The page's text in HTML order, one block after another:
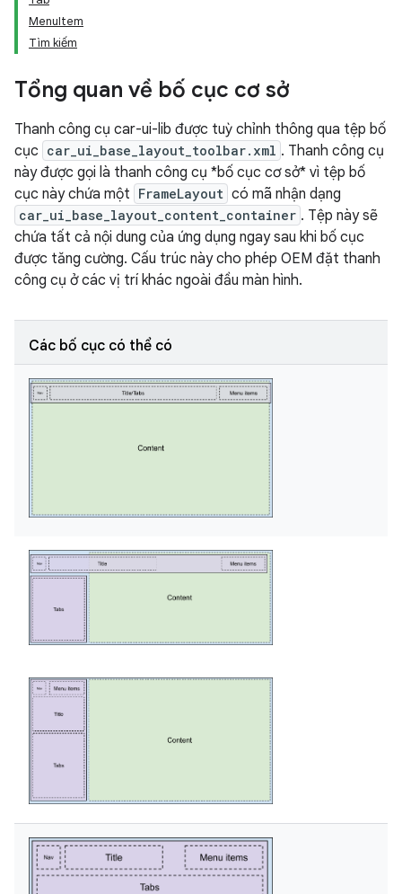
MenuItem
Tìm kiếm
Tổng quan về bố cục cơ sở
Thanh công cụ car-ui-lib được tuỳ chỉnh thông qua tệp bố
cục car_ui_base_layout_toolbar.xml . Thanh công cụ
này được gọi là thanh công cụ *bố cục cơ sở* vì tệp bố
cục này chứa một FrameLayout có mã nhận dạng
car_ui_base_layout_content_container . Tệp này sẽ
chứa tất cả nội dung của ứng dụng ngay sau khi bố cục
được tăng cường. Cấu trúc này cho phép OEM đặt thanh
công cụ ở các vị trí khác ngoài đầu màn hình.
Các bố cục có thể có